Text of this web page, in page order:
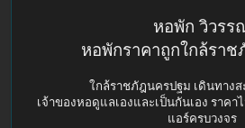
หอพัก วิวรร
หอพักราคาถูกใกล้รา
ใกล้ราชภัฎนครปฐม เดินทาง
เจ้าของหอดูแลเองและเป็นกันเอง ราค
แอร์ครบวงจร